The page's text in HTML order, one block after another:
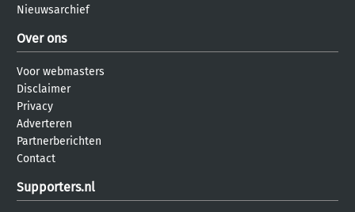
Nieuwsarchief
Over ons
Voor webmasters
Disclaimer
Privacy
Adverteren
Partnerberichten
Contact
Supporters.nl